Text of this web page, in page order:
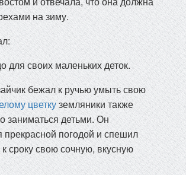
на зиму.
для своих маленьких деток.
бежал к ручью умыть свою
цветкуземляники также
заниматься детьми. Он
прекрасной погодой и спешил
к сроку свою сочную, вкусную